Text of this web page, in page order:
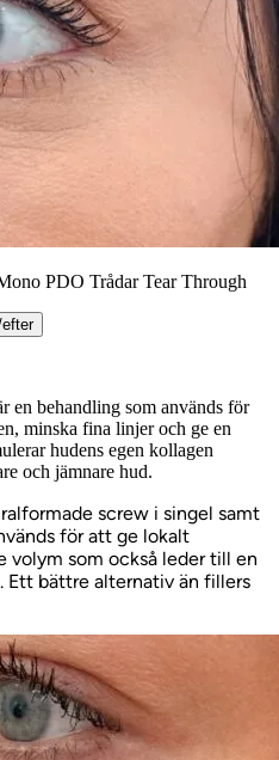
PDO Trådar Tear Through
efter
en behandling som används för
minska fina linjer och ge en
hudens egen kollagen
och jämnare hud.
screw i singel samt
för att ge lokalt
volym som också leder till en
Ett bättre alternativ än fillers